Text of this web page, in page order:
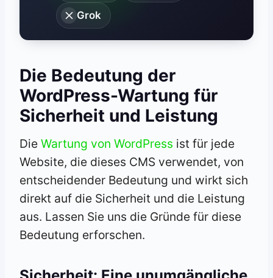
Grok
Die Bedeutung der
WordPress-Wartung für
Sicherheit und Leistung
Die Wartung von WordPress ist für jede
Website, die dieses CMS verwendet, von
entscheidender Bedeutung und wirkt sich
direkt auf die Sicherheit und die Leistung
aus. Lassen Sie uns die Gründe für diese
Bedeutung erforschen.